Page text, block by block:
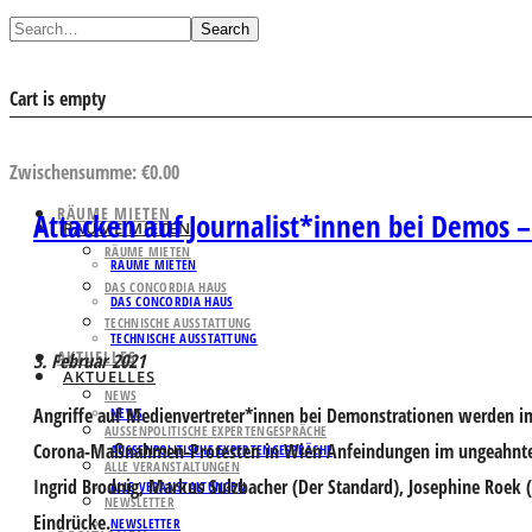
Search
Cart is empty
Zwischensumme:€0.00
RÄUME MIETEN
RÄUME MIETEN
DAS CONCORDIA HAUS
TECHNISCHE AUSSTATTUNG
AKTUELLES
NEWS
AUSSENPOLITISCHE EXPERTENGESPRÄCHE
ALLE VERANSTALTUNGEN
NEWSLETTER
RÄUME MIETEN
RÄUME MIETEN
DAS CONCORDIA HAUS
TECHNISCHE AUSSTATTUNG
AKTUELLES
NEWS
AUSSENPOLITISCHE EXPERTENGESPRÄCHE
ALLE VERANSTALTUNGEN
NEWSLETTER
Attacken auf Journalist*innen bei Demos
3. Februar 2021
Angriffe auf Medienvertreter*innen bei Demonstrationen werden
Corona-Maßnahmen-Protesten in Wien Anfeindungen im
Ingrid Brodnig, Markus Sulzbacher (Der Standard), Josephine
Eindrücke.